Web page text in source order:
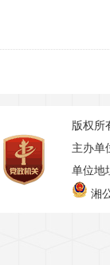
版权所
主办单
单位地
湘